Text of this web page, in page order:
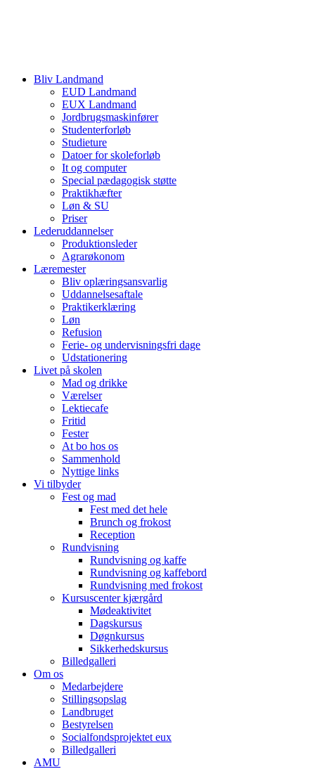
Bliv Landmand
EUD Landmand
EUX Landmand
Jordbrugsmaskinfører
Studenterforløb
Studieture
Datoer for skoleforløb
It og computer
Special pædagogisk støtte
Praktikhæfter
Løn & SU
Priser
Lederuddannelser
Produktionsleder
Agrarøkonom
Læremester
Bliv oplæringsansvarlig
Uddannelsesaftale
Praktikerklæring
Løn
Refusion
Ferie- og undervisningsfri dage
Udstationering
Livet på skolen
Mad og drikke
Værelser
Lektiecafe
Fritid
Fester
At bo hos os
Sammenhold
Nyttige links
Vi tilbyder
Fest og mad
Fest med det hele
Brunch og frokost
Reception
Rundvisning
Rundvisning og kaffe
Rundvisning og kaffebord
Rundvisning med frokost
Kursuscenter kjærgård
Mødeaktivitet
Dagskursus
Døgnkursus
Sikkerhedskursus
Billedgalleri
Om os
Medarbejdere
Stillingsopslag
Landbruget
Bestyrelsen
Socialfondsprojektet eux
Billedgalleri
AMU